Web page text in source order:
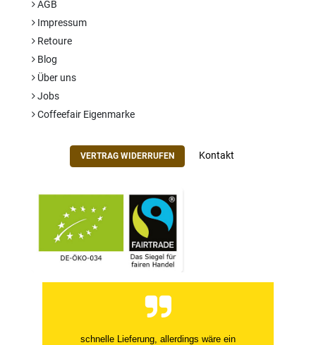
AGB
Impressum
Retoure
Blog
Über uns
Jobs
Coffeefair Eigenmarke
VERTRAG WIDERRUFEN Kontakt
schnelle Lieferung, allerdings wäre ein